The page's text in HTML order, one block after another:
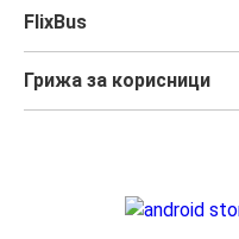
FlixBus
Грижа за корисници